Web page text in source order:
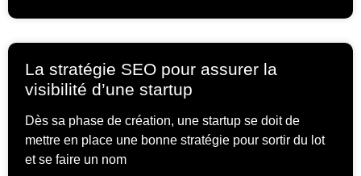
La stratégie SEO pour assurer la
visibilité d’une startup
Dès sa phase de création, une startup se doit de
mettre en place une bonne stratégie pour sortir du lot
et se faire un nom